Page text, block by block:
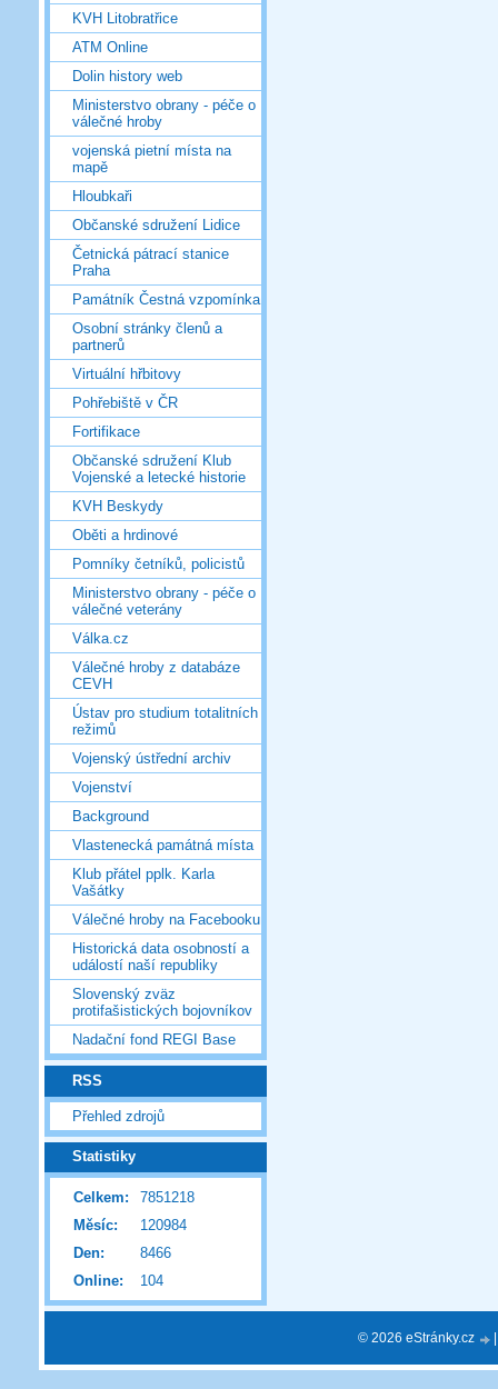
KVH Litobratřice
ATM Online
Dolin history web
Ministerstvo obrany - péče o
válečné hroby
vojenská pietní místa na
mapě
Hloubkaři
Občanské sdružení Lidice
Četnická pátrací stanice
Praha
Památník Čestná vzpomínka
Osobní stránky členů a
partnerů
Virtuální hřbitovy
Pohřebiště v ČR
Fortifikace
Občanské sdružení Klub
Vojenské a letecké historie
KVH Beskydy
Oběti a hrdinové
Pomníky četníků, policistů
Ministerstvo obrany - péče o
válečné veterány
Válka.cz
Válečné hroby z databáze
CEVH
Ústav pro studium totalitních
režimů
Vojenský ústřední archiv
Vojenství
Background
Vlastenecká památná místa
Klub přátel pplk. Karla
Vašátky
Válečné hroby na Facebooku
Historická data osobností a
událostí naší republiky
Slovenský zväz
protifašistických bojovníkov
Nadační fond REGI Base
RSS
Přehled zdrojů
Statistiky
Online: 104
Celkem:
7851218
Měsíc:
120984
Den:
8466
© 2026 eStránky.cz